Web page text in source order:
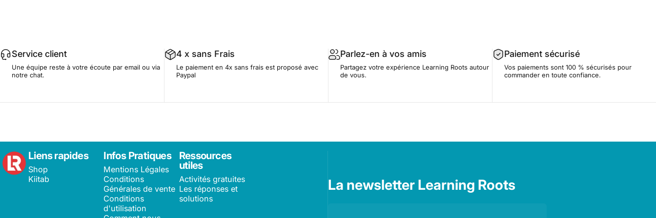
Service client
Une équipe reste à votre écoute par email ou via
notre chat.
4 x sans Frais
Le paiement en 4x sans frais est proposé avec
Paypal
Parlez-en à vos amis
Partagez votre expérience Learning Roots autour
de vous.
Paiement sécurisé
Vos paiements sont 100 % sécurisés pour
commander en toute confiance.
Learning Roots France
Liens rapides
Shop
Kiitab
Infos Pratiques
Mentions Légales
Conditions
Générales de vente
Conditions
d'utilisation
Ressources
utiles
Activités gratuites
Les réponses et
solutions
La newsletter Learning Roots